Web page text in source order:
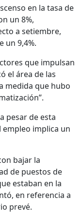
en la tasa de
un 8%,
a setiembre,
un 9,4%.
que impulsan
el área de las
medida que hubo
pesar de esta
implica un
bajar la
de puestos de
estaban en la
en referencia a
prevé.